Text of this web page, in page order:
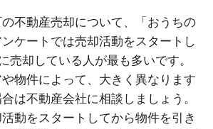
不動産売却について、「おうちの
ケートでは売却活動をスタートし
売却している人が最も多いです。
物件によって、大きく異なります
は不動産会社に相談しましょう。
動をスタートしてから物件を引き